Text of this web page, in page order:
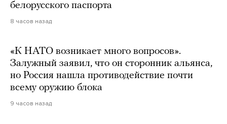
белорусского паспорта
8 часов назад
«К НАТО возникает много вопросов».
Залужный заявил, что он сторонник альянса,
но Россия нашла противодействие почти
всему оружию блока
9 часов назад